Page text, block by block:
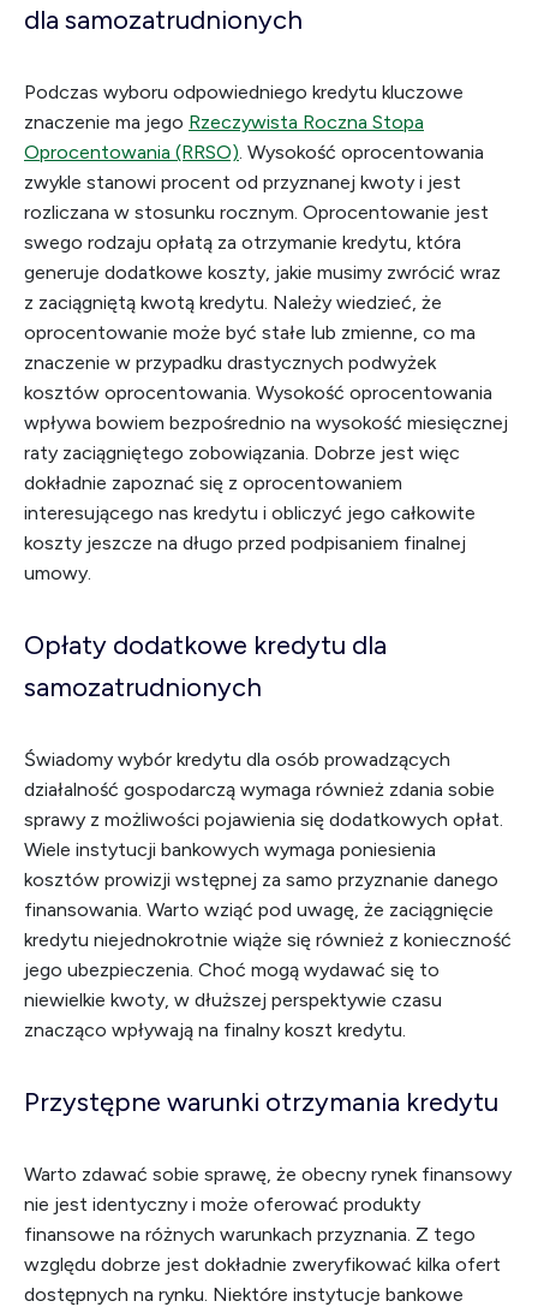
dla samozatrudnionych
Podczas wyboru odpowiedniego kredytu kluczowe
znaczenie ma jego Rzeczywista Roczna Stopa
Oprocentowania (RRSO). Wysokość oprocentowania
zwykle stanowi procent od przyznanej kwoty i jest
rozliczana w stosunku rocznym. Oprocentowanie jest
swego rodzaju opłatą za otrzymanie kredytu, która
generuje dodatkowe koszty, jakie musimy zwrócić wraz
z zaciągniętą kwotą kredytu. Należy wiedzieć, że
oprocentowanie może być stałe lub zmienne, co ma
znaczenie w przypadku drastycznych podwyżek
kosztów oprocentowania. Wysokość oprocentowania
wpływa bowiem bezpośrednio na wysokość miesięcznej
raty zaciągniętego zobowiązania. Dobrze jest więc
dokładnie zapoznać się z oprocentowaniem
interesującego nas kredytu i obliczyć jego całkowite
koszty jeszcze na długo przed podpisaniem finalnej
umowy.
Opłaty dodatkowe kredytu dla
samozatrudnionych
Świadomy wybór kredytu dla osób prowadzących
działalność gospodarczą wymaga również zdania sobie
sprawy z możliwości pojawienia się dodatkowych opłat.
Wiele instytucji bankowych wymaga poniesienia
kosztów prowizji wstępnej za samo przyznanie danego
finansowania. Warto wziąć pod uwagę, że zaciągnięcie
kredytu niejednokrotnie wiąże się również z konieczność
jego ubezpieczenia. Choć mogą wydawać się to
niewielkie kwoty, w dłuższej perspektywie czasu
znacząco wpływają na finalny koszt kredytu.
Przystępne warunki otrzymania kredytu
Warto zdawać sobie sprawę, że obecny rynek finansowy
nie jest identyczny i może oferować produkty
finansowe na różnych warunkach przyznania. Z tego
względu dobrze jest dokładnie zweryfikować kilka ofert
dostępnych na rynku. Niektóre instytucje bankowe